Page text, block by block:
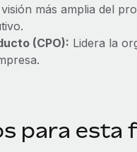
más amplia del
(CPO): Lidera la
para esta